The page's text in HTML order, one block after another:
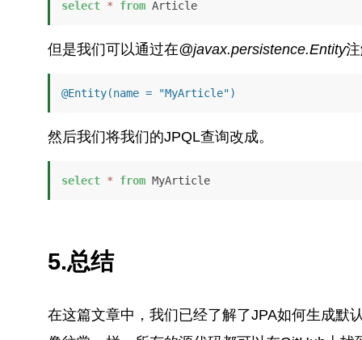
select * from Article
但是我们可以通过在@javax.persistence.Entity
@Entity(name = "MyArticle")
然后我们将我们的JPQL查询改成。
select * from MyArticle
5.总结
在这篇文章中，我们已经了解了JPA如何生成默